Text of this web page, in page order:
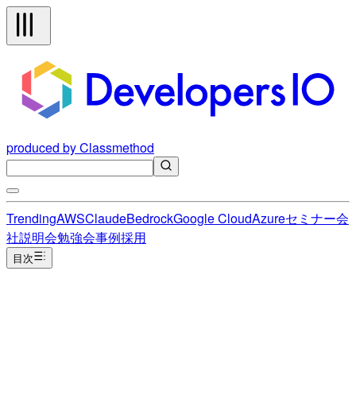
produced by Classmethod
TrendingAWSClaudeBedrockGoogle CloudAzureセミナー会
社説明会勉強会事例採用
目次